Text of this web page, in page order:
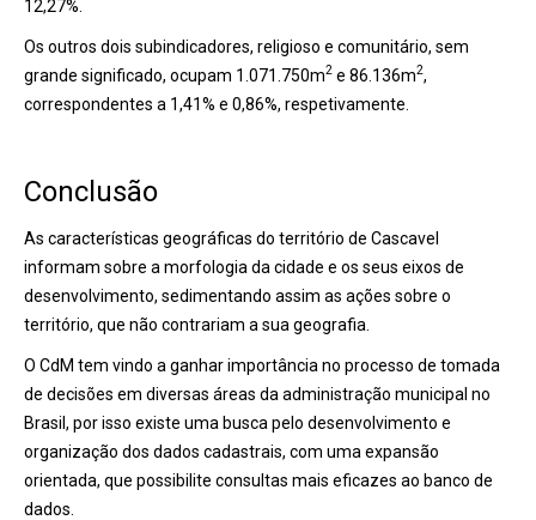
12,27%.
Os outros dois subindicadores, religioso e comunitário, sem
grande significado, ocupam 1.071.750m2 e 86.136m2,
correspondentes a 1,41% e 0,86%, respetivamente.
Conclusão
As características geográficas do território de Cascavel
informam sobre a morfologia da cidade e os seus eixos de
desenvolvimento, sedimentando assim as ações sobre o
território, que não contrariam a sua geografia.
O CdM tem vindo a ganhar importância no processo de tomada
de decisões em diversas áreas da administração municipal no
Brasil, por isso existe uma busca pelo desenvolvimento e
organização dos dados cadastrais, com uma expansão
orientada, que possibilite consultas mais eficazes ao banco de
dados.